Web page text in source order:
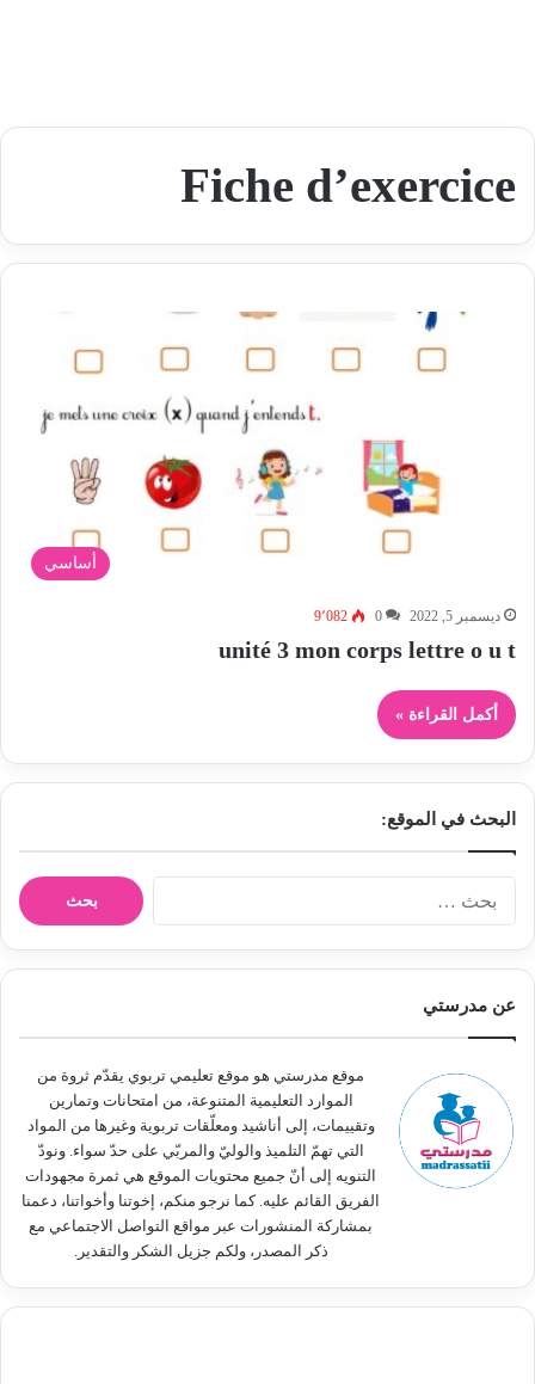
Fiche d’exercice
أساسي
ديسمبر 5, 2022 0 9٬082
unité 3 mon corps lettre o u t
أكمل القراءة »
البحث في الموقع:
ن
عن مدرستي
موقع مدرستي هو موقع تعليمي تربوي يقدّم ثروة من
الموارد التعليمية المتنوعة، من امتحانات وتمارين
وتقييمات، إلى أناشيد ومعلّقات تربوية وغيرها من المواد
التي تهمّ التلميذ والوليّ والمربّي على حدّ سواء. ونودّ
التنويه إلى أنّ جميع محتويات الموقع هي ثمرة مجهودات
الفريق القائم عليه. كما نرجو منكم، إخوتنا وأخواتنا، دعمنا
بمشاركة المنشورات عبر مواقع التواصل الاجتماعي مع
ذكر المصدر، ولكم جزيل الشكر والتقدير.